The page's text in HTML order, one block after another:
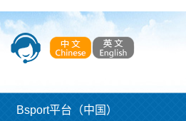
Bsport平台（中国）